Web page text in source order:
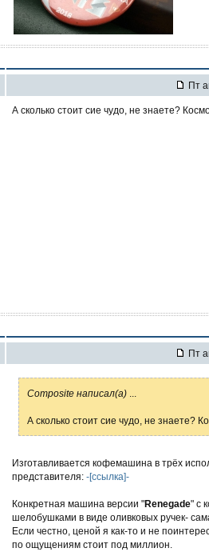
Пт
А сколько стоит сие чудо, не знаете?
Пт
Composite написал(а)
А сколько стоит сие чудо, не знаете?
Изготавливается кофемашина в трёх
представителя: -[ссылка]-
Конкретная машина версии "Renegade" с
шелобушками в виде оливковых ручек-
Если честно, ценой я как-то и не
по ощущениям стоит под миллион.